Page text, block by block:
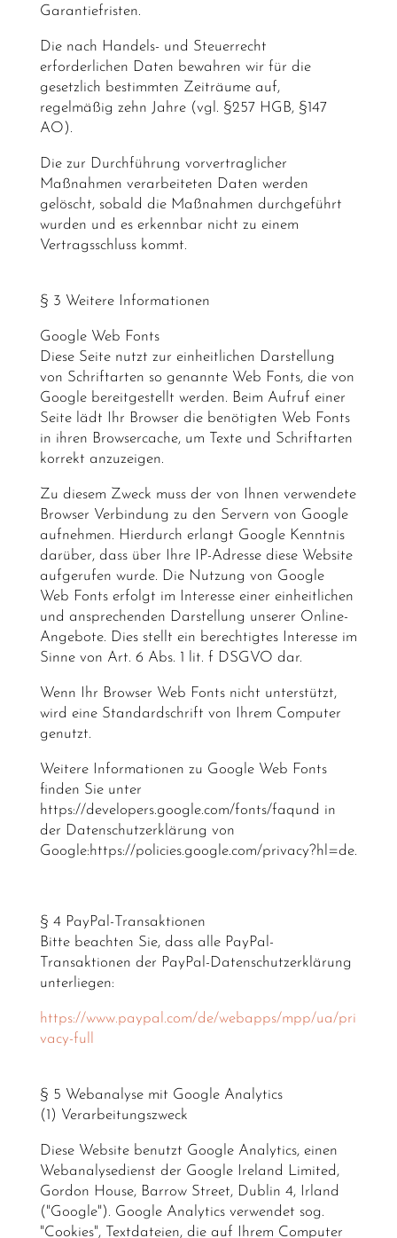
Garantiefristen.
Die nach Handels- und Steuerrecht
erforderlichen Daten bewahren wir für die
gesetzlich bestimmten Zeiträume auf,
regelmäßig zehn Jahre (vgl. §257 HGB, §147
AO).
Die zur Durchführung vorvertraglicher
Maßnahmen verarbeiteten Daten werden
gelöscht, sobald die Maßnahmen durchgeführt
wurden und es erkennbar nicht zu einem
Vertragsschluss kommt.
§ 3 Weitere Informationen
Google Web Fonts
Diese Seite nutzt zur einheitlichen Darstellung
von Schriftarten so genannte Web Fonts, die von
Google bereitgestellt werden. Beim Aufruf einer
Seite lädt Ihr Browser die benötigten Web Fonts
in ihren Browsercache, um Texte und Schriftarten
korrekt anzuzeigen.
Zu diesem Zweck muss der von Ihnen verwendete
Browser Verbindung zu den Servern von Google
aufnehmen. Hierdurch erlangt Google Kenntnis
darüber, dass über Ihre IP-Adresse diese Website
aufgerufen wurde. Die Nutzung von Google
Web Fonts erfolgt im Interesse einer einheitlichen
und ansprechenden Darstellung unserer Online-
Angebote. Dies stellt ein berechtigtes Interesse im
Sinne von Art. 6 Abs. 1 lit. f DSGVO dar.
Wenn Ihr Browser Web Fonts nicht unterstützt,
wird eine Standardschrift von Ihrem Computer
genutzt.
Weitere Informationen zu Google Web Fonts
finden Sie unter
https://developers.google.com/fonts/faqund in
der Datenschutzerklärung von
Google:https://policies.google.com/privacy?hl=de.
§ 4 PayPal-Transaktionen
Bitte beachten Sie, dass alle PayPal-
Transaktionen der PayPal-Datenschutzerklärung
unterliegen:
https://www.paypal.com/de/webapps/mpp/ua/pri
vacy-full
§ 5 Webanalyse mit Google Analytics
(1) Verarbeitungszweck
Diese Website benutzt Google Analytics, einen
Webanalysedienst der Google Ireland Limited,
Gordon House, Barrow Street, Dublin 4, Irland
("Google"). Google Analytics verwendet sog.
"Cookies", Textdateien, die auf Ihrem Computer